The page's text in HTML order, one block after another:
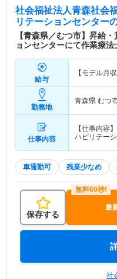
社会福祉法人青森社会
リテーションセンター
【青森県／むつ市】昇給
ョンセンターにて作業療法
給与
【モデル月収
勤務地
青森県 むつ
仕事内容
【仕事内容
ハビリテー
車通勤可 残業少なめ
保存する
最
社